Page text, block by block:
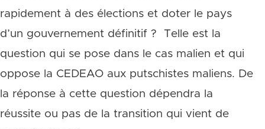
rapidement à des élections et doter le pays
d’un gouvernement définitif ? Telle est la
question qui se pose dans le cas malien et qui
oppose la CEDEAO aux putschistes maliens. De
la réponse à cette question dépendra la
réussite ou pas de la transition qui vient de